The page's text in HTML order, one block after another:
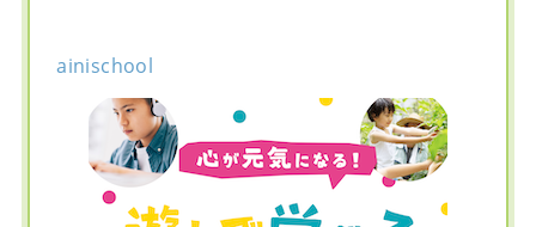
ainischool